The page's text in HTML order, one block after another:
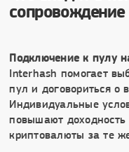
сопровождение
Подключение к пулу
Interhash помогает
пул и договориться о
Индивидуальные
повышают
криптовалюты за те